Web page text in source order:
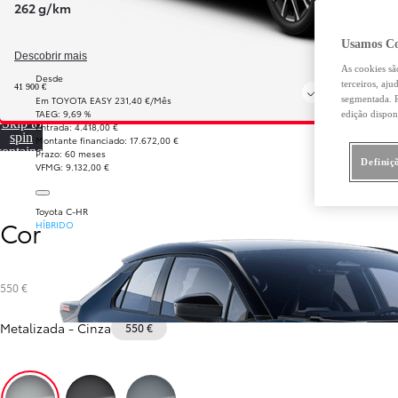
Desde
Em TOYOTA EASY 231,40 €/Mês
TAEG: 9,69 %
Entrada: 4.418,00 €
Montante financiado: 17.672,00 €
Prazo: 60 meses
VFMG: 9.132,00 €
Toyota C-HR
HÍBRIDO
262 g/km
Descobrir mais
41 900 €
Skip to
spin
Cor
550 €
Metalizada-Cinza 550 €
Usamos
As cookies
terceiros,
segmentada.
edição